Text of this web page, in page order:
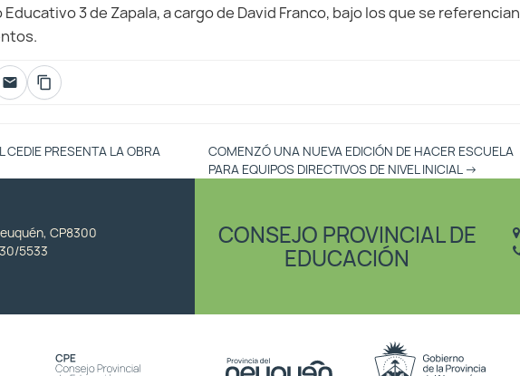
3 de Zapala, a cargo de David Franco, bajo los que se referencian
CEDIE PRESENTA LA OBRA
COMENZÓ UNA NUEVA EDICIÓN DE HACER ESCUELA
PARA EQUIPOS DIRECTIVOS DE NIVEL INICIAL →
CP8300
5533
CONSEJO PROVINCIAL DE
EDUCACIÓN